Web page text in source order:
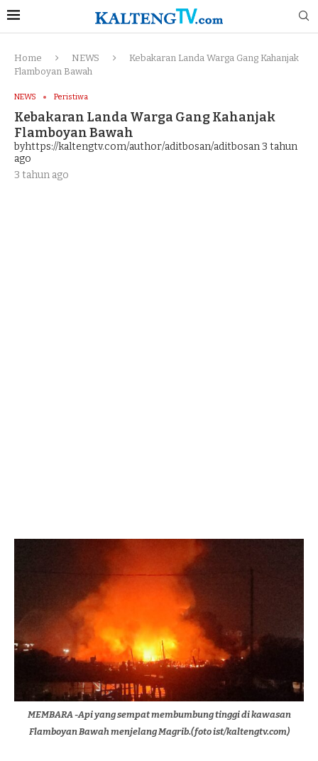
Home NEWS
Kebakaran Landa Warga Gang Kahanjak
Flamboyan Bawah
NEWS Peristiwa
Kebakaran Landa Warga Gang Kahanjak
Flamboyan Bawah
byhttps://kaltengtv.com/author/aditbosan/aditbosan3 tahun
ago
3 tahun ago
MEMBARA -Api yang sempat membumbung tinggi di kawasan
Flamboyan Bawah menjelang Magrib.(foto ist/kaltengtv.com)